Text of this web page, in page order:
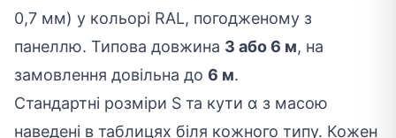
0,7 мм) у кольорі RAL, погодженому з
панеллю. Типова довжина 3 або 6 м, на
замовлення довільна до 6 м.
Стандартні розміри S та кути α з масою
наведені в таблицях біля кожного типу. Кожен